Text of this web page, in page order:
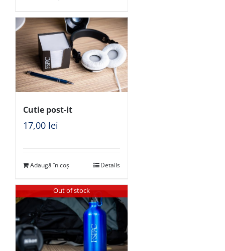
Cutie post-it
17,00 lei
Adaugă în coș Details
Out of stock